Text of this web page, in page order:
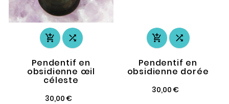
 
Pendentif en
obsidienne œil
céleste
30,00 €
 
Pendentif en
obsidienne dorée
30,00 €